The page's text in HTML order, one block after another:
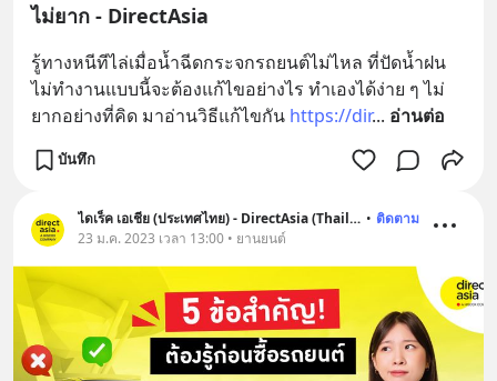
ไม่ยาก - DirectAsia
รู้ทางหนีทีไล่เมื่อน้ำฉีดกระจกรถยนต์ไม่ไหล ที่ปัดน้ำฝน
ไม่ทำงานแบบนี้จะต้องแก้ไขอย่างไร ทำเองได้ง่าย ๆ ไม่
ยากอย่างที่คิด มาอ่านวิธีแก้ไขกัน https://dir... อ่านต่อ
บันทึก
ไดเร็ค เอเชีย (ประเทศไทย) - DirectAsia (Thailand) • ติดตาม
23 ม.ค. 2023 เวลา 13:00 • ยานยนต์